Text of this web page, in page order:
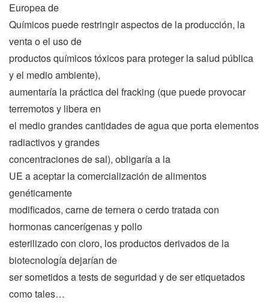
Europeade
Químicos puede restringir aspectos de la producción, la
venta o el uso de
productos químicos tóxicos para proteger la salud pública
y el medio ambiente),
aumentaría la práctica del fracking (que puede provocar
terremotos y libera en
el medio grandes cantidades de agua que porta elementos
radiactivos y grandes
concentraciones de sal), obligaría a la
UE a aceptar la comercialización de alimentos
genéticamente
modificados, carne de ternera o cerdo tratada con
hormonas cancerígenas y pollo
esterilizado con cloro, los productos derivados de la
biotecnología dejarían de
ser sometidos a tests de seguridad y de ser etiquetados
como tales…